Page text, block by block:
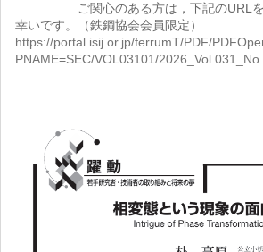
ご関心のある方は，下記のURLを
幸いです。（鉄鋼協会会員限定）
https://portal.isij.or.jp/ferrumT/PDF/
PNAME=SEC/VOL03101/